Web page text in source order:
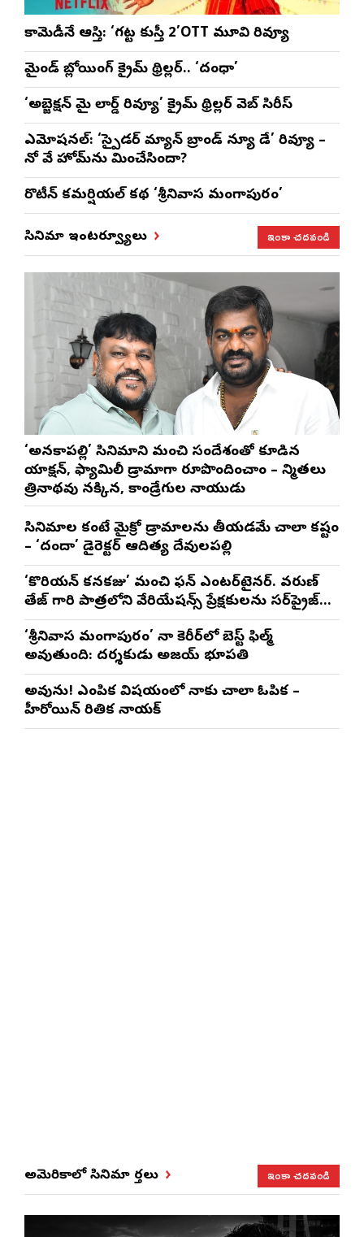
కామెడీనే ఆస్తి: ‘గట్ట కుస్తీ 2’OTT మూవి రివ్యూ
మైండ్ బ్లోయింగ్ క్రైమ్ థ్రిల్లర్.. ‘దంధా’
‘అబ్జెక్ష‌న్ మై లార్డ్ రివ్యూ’ క్రైమ్ థ్రిల్ల‌ర్ వెబ్ సిరీస్
ఎమోష‌న‌ల్‌: ‘స్పైడర్ మ్యాన్ బ్రాండ్ న్యూ డే’ రివ్యూ –
నో వే హోమ్‌ను మించేసిందా?
రొటీన్‌ కమర్షియల్‌ కథ ‘శ్రీనివాస మంగాపురం’
సినిమా ఇంటర్వ్యూలు ఇంకా చదవండి
‘అనకాపల్లి’ సినిమాని మంచి సందేశంతో కూడిన
యాక్షన్, ఫ్యామిలీ డ్రామాగా రూపొందించాం – నిర్మాతలు
త్రినాథరావు నక్కిన, కాండ్రేగుల నాయుడు
సినిమాల కంటే మైక్రో డ్రామాలను తీయడమే చాలా కష్టం
– ‘దందా’ డైరెక్ట‌ర్ ఆదిత్య దేవులపల్లి
‘కొరియన్ కనకరాజు’ మంచి ఫన్ ఎంటర్‌టైనర్. వరుణ్
తేజ్ గారి పాత్రలోని వేరియేషన్స్ ప్రేక్షకులను సర్‌ప్రైజ్
చేస్తాయి : దర్శకుడు మేర్లపాక గాంధీ
‘శ్రీనివాస మంగాపురం’ నా కెరీర్‌లో బెస్ట్ ఫిల్మ్
అవుతుంది: దర్శకుడు అజయ్ భూపతి
అవును! ఎంపిక విషయంలో నాకు చాలా ఓపిక –
హీరోయిన్ రితిక నాయక్
అమెరికాలో సినిమా వార్తలు ఇంకా చదవండి